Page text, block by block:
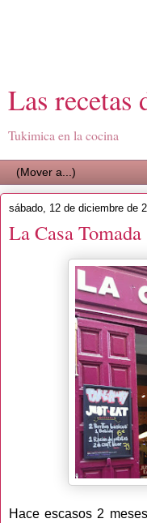
Las recetas
Tukimica en la cocina
sábado, 12 de diciembre de
La Casa
Hace escasos 2